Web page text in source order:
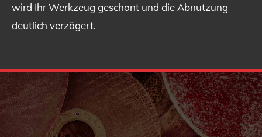
wird Ihr Werkzeug geschont und die Abnutzung
deutlich verzögert.